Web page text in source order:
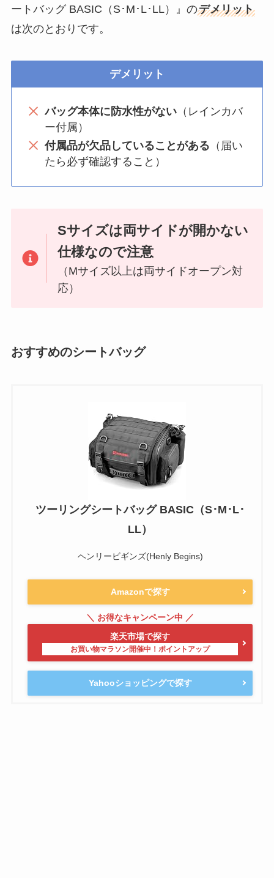
ートバッグ BASIC（S･M･L･LL）』のデメリット
は次のとおりです。
デメリット
バッグ本体に防水性がない（レインカバ
ー付属）
付属品が欠品していることがある （届い
たら必ず確認すること）
Sサイズは両サイドが開かない
仕様なので注意
（Mサイズ以上は両サイドオープン対
応）
おすすめのシートバッグ
ツーリングシートバッグ BASIC（S･M･L･
LL）
ヘンリービギンズ(Henly Begins)
Amazonで探す
楽天市場で探す
Yahooショッピングで探す